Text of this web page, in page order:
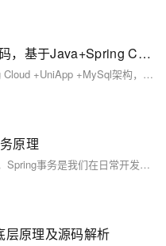
SaaS云计算技术的智慧工地源码，基于Java+Spring Cloud框架开发
智慧工地源码基于微服务+Java+Spring Cloud +UniApp +MySql架构，利用传感器、监控摄像头、AI、大数据等技术，实现施工现场的实时监测、数据分析与智能决策。平台涵盖人员、车辆、视频监控、施工质量、设备、环境和能耗管理七大维度，提供可视化管理、智能化报警、移动智能办公及分布计算存储等功能，全面提升工地的安全性、效率和质量。
原理
本文将带领大家领略Spring事务的风采，Spring事务是我们在日常开发中经常会遇到的，也是各种大小面试中的高频题，希望通过本文，能让大家对Spring事务有个深入的了解，无论开发还是面试，都不会让Spring事务成为拦路虎。
层原理及源码解析